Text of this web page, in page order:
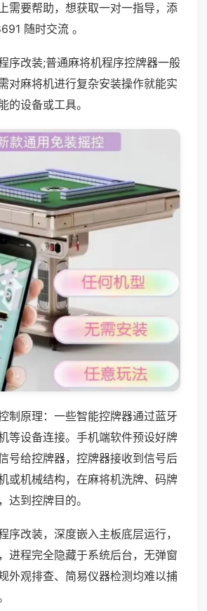
需要帮助，想获取一对一指导，添
随时交流 。
序改装;普通麻将机程序控牌器一般
对麻将机进行复杂安装操作就能实
的设备或工具。
制原理：一些智能控牌器通过蓝牙
等设备连接。手机端软件预设好牌
号给控牌器，控牌器接收到信号后
或机械结构，在麻将机洗牌、码牌
达到控牌目的。
序改装，深度嵌入主板底层运行，
进程完全隐藏于系统后台，无弹窗
外观排查、简易仪器检测均难以捕